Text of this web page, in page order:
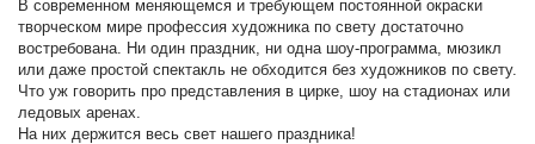
В современном меняющемся и требующем постоянной окраски
творческом мире профессия художника по свету достаточно
востребована. Ни один праздник, ни одна шоу-программа, мюзикл
или даже простой спектакль не обходится без художников по свету.
Что уж говорить про представления в цирке, шоу на стадионах или
ледовых аренах.
На них держится весь свет нашего праздника!